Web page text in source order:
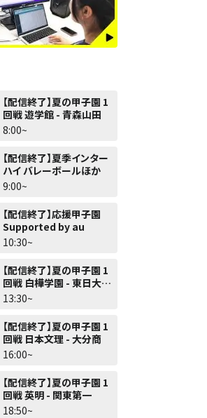
【配信終了】夏の甲子園 1
回戦 遊学館 - 青森山田
8:00~
【配信終了】夏季インター
ハイ バレーボールほか
9:00~
【配信終了】応援甲子園
Supported by au
10:30~
【配信終了】夏の甲子園 1
回戦 白樺学園 - 東日大昌
平
13:30~
【配信終了】夏の甲子園 1
回戦 日本文理 - 大分商
16:00~
【配信終了】夏の甲子園 1
回戦 英明 - 関東第一
18:50~